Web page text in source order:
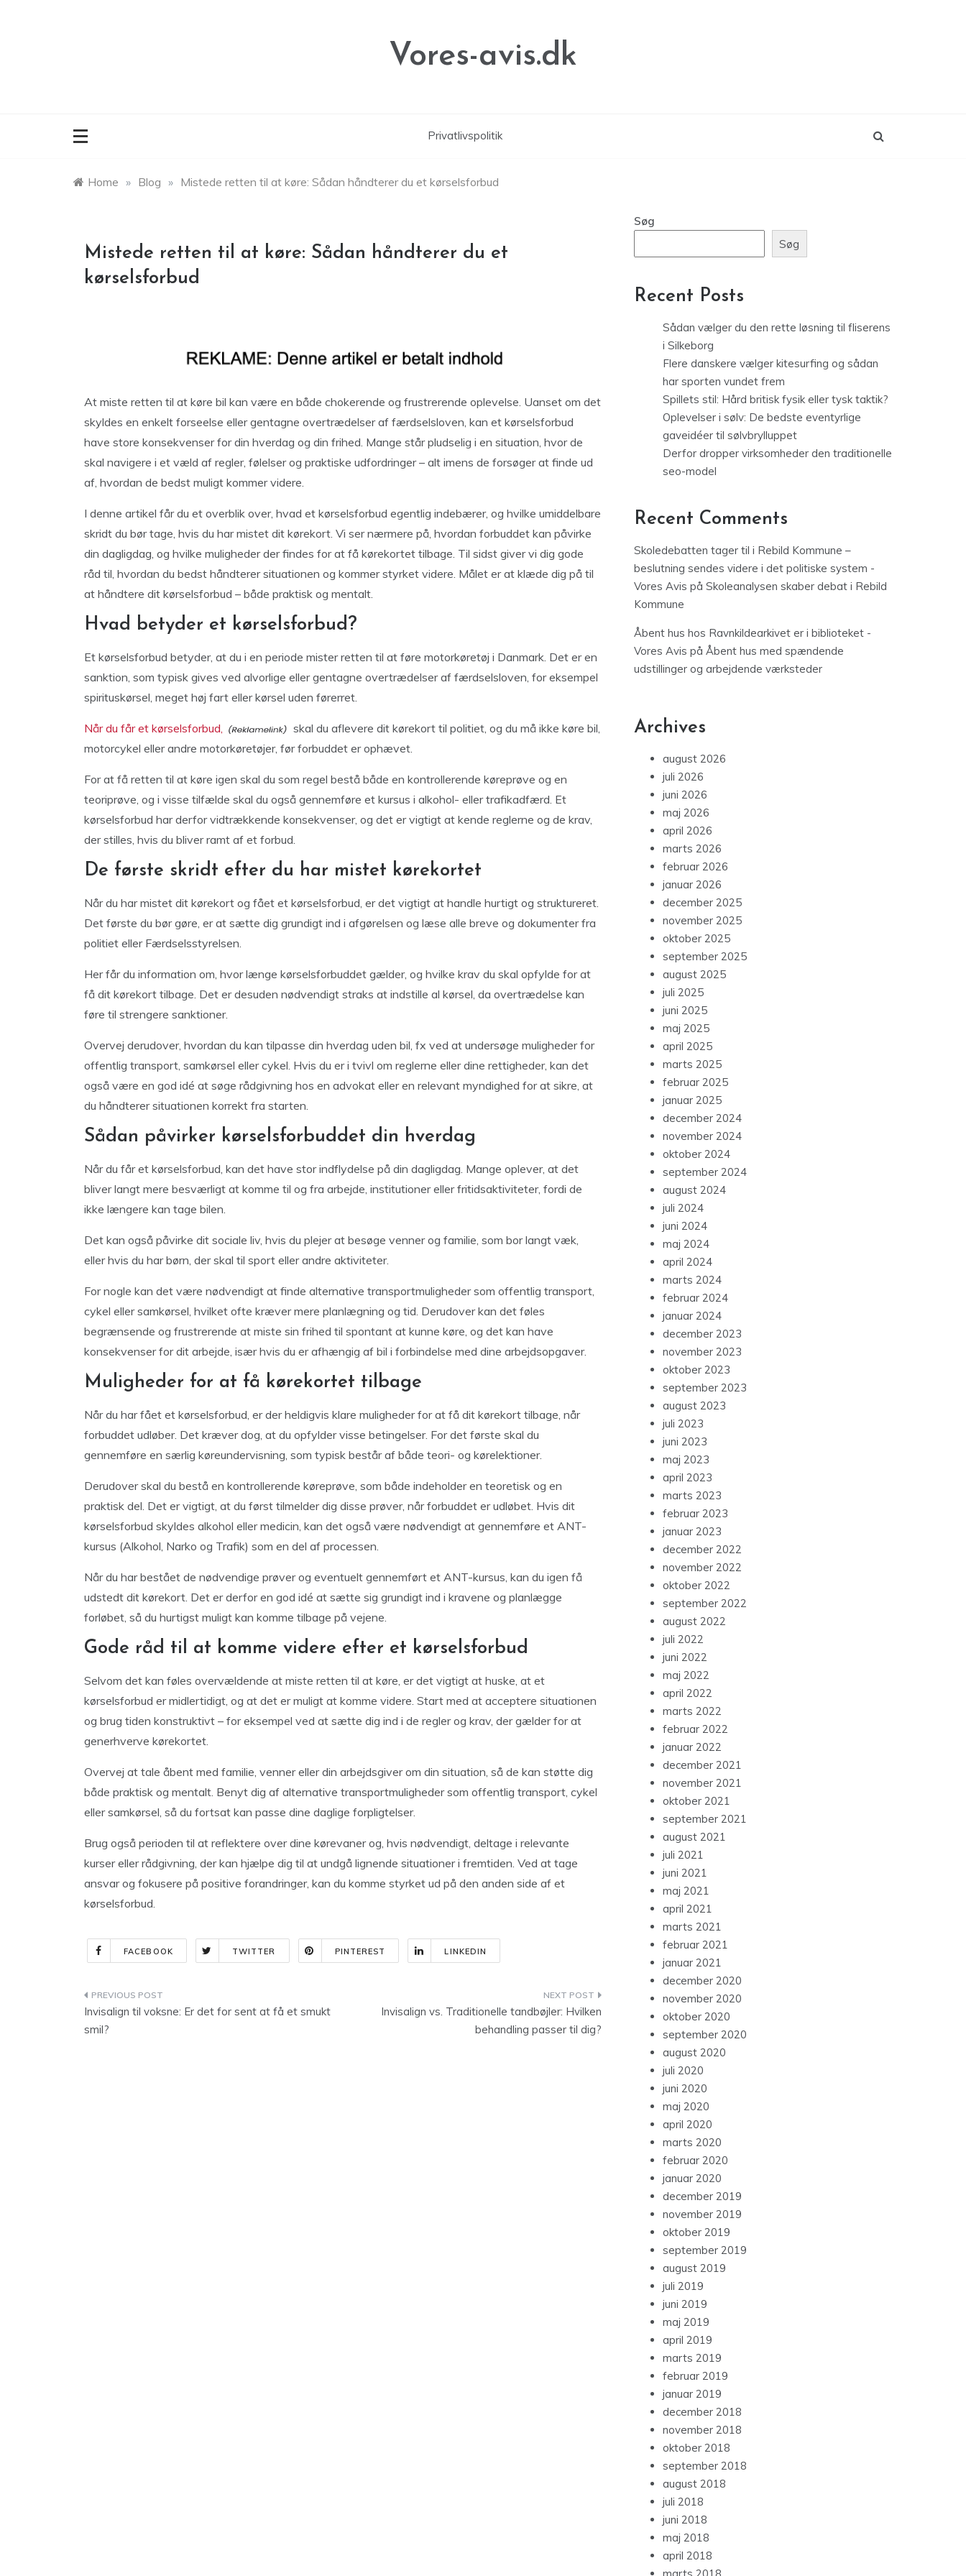
Vores-avis.dk
Privatlivspolitik
Home » Blog » Mistede retten til at køre: Sådan håndterer du et kørselsforbud
Mistede retten til at køre: Sådan håndterer du et
kørselsforbud
At miste retten til at køre bil kan være en både chokerende og frustrerende oplevelse. Uanset om det
skyldes en enkelt forseelse eller gentagne overtrædelser af færdselsloven, kan et kørselsforbud
have store konsekvenser for din hverdag og din frihed. Mange står pludselig i en situation, hvor de
skal navigere i et væld af regler, følelser og praktiske udfordringer – alt imens de forsøger at finde ud
af, hvordan de bedst muligt kommer videre.
I denne artikel får du et overblik over, hvad et kørselsforbud egentlig indebærer, og hvilke umiddelbare
skridt du bør tage, hvis du har mistet dit kørekort. Vi ser nærmere på, hvordan forbuddet kan påvirke
din dagligdag, og hvilke muligheder der findes for at få kørekortet tilbage. Til sidst giver vi dig gode
råd til, hvordan du bedst håndterer situationen og kommer styrket videre. Målet er at klæde dig på til
at håndtere dit kørselsforbud – både praktisk og mentalt.
Hvad betyder et kørselsforbud?
Et kørselsforbud betyder, at du i en periode mister retten til at føre motorkøretøj i Danmark. Det er en
sanktion, som typisk gives ved alvorlige eller gentagne overtrædelser af færdselsloven, for eksempel
spirituskørsel, meget høj fart eller kørsel uden førerret.
Når du får et kørselsforbud,
skal du aflevere dit kørekort til politiet, og du må ikke køre bil,
motorcykel eller andre motorkøretøjer, før forbuddet er ophævet.
For at få retten til at køre igen skal du som regel bestå både en kontrollerende køreprøve og en
teoriprøve, og i visse tilfælde skal du også gennemføre et kursus i alkohol- eller trafikadfærd. Et
kørselsforbud har derfor vidtrækkende konsekvenser, og det er vigtigt at kende reglerne og de krav,
der stilles, hvis du bliver ramt af et forbud.
De første skridt efter du har mistet kørekortet
Når du har mistet dit kørekort og fået et kørselsforbud, er det vigtigt at handle hurtigt og struktureret.
Det første du bør gøre, er at sætte dig grundigt ind i afgørelsen og læse alle breve og dokumenter fra
politiet eller Færdselsstyrelsen.
Her får du information om, hvor længe kørselsforbuddet gælder, og hvilke krav du skal opfylde for at
få dit kørekort tilbage. Det er desuden nødvendigt straks at indstille al kørsel, da overtrædelse kan
føre til strengere sanktioner.
Overvej derudover, hvordan du kan tilpasse din hverdag uden bil, fx ved at undersøge muligheder for
offentlig transport, samkørsel eller cykel. Hvis du er i tvivl om reglerne eller dine rettigheder, kan det
også være en god idé at søge rådgivning hos en advokat eller en relevant myndighed for at sikre, at
du håndterer situationen korrekt fra starten.
Sådan påvirker kørselsforbuddet din hverdag
Når du får et kørselsforbud, kan det have stor indflydelse på din dagligdag. Mange oplever, at det
bliver langt mere besværligt at komme til og fra arbejde, institutioner eller fritidsaktiviteter, fordi de
ikke længere kan tage bilen.
Det kan også påvirke dit sociale liv, hvis du plejer at besøge venner og familie, som bor langt væk,
eller hvis du har børn, der skal til sport eller andre aktiviteter.
For nogle kan det være nødvendigt at finde alternative transportmuligheder som offentlig transport,
cykel eller samkørsel, hvilket ofte kræver mere planlægning og tid. Derudover kan det føles
begrænsende og frustrerende at miste sin frihed til spontant at kunne køre, og det kan have
konsekvenser for dit arbejde, især hvis du er afhængig af bil i forbindelse med dine arbejdsopgaver.
Muligheder for at få kørekortet tilbage
Når du har fået et kørselsforbud, er der heldigvis klare muligheder for at få dit kørekort tilbage, når
forbuddet udløber. Det kræver dog, at du opfylder visse betingelser. For det første skal du
gennemføre en særlig køreundervisning, som typisk består af både teori- og kørelektioner.
Derudover skal du bestå en kontrollerende køreprøve, som både indeholder en teoretisk og en
praktisk del. Det er vigtigt, at du først tilmelder dig disse prøver, når forbuddet er udløbet. Hvis dit
kørselsforbud skyldes alkohol eller medicin, kan det også være nødvendigt at gennemføre et ANT-
kursus (Alkohol, Narko og Trafik) som en del af processen.
Når du har bestået de nødvendige prøver og eventuelt gennemført et ANT-kursus, kan du igen få
udstedt dit kørekort. Det er derfor en god idé at sætte sig grundigt ind i kravene og planlægge
forløbet, så du hurtigst muligt kan komme tilbage på vejene.
Gode råd til at komme videre efter et kørselsforbud
Selvom det kan føles overvældende at miste retten til at køre, er det vigtigt at huske, at et
kørselsforbud er midlertidigt, og at det er muligt at komme videre. Start med at acceptere situationen
og brug tiden konstruktivt – for eksempel ved at sætte dig ind i de regler og krav, der gælder for at
generhverve kørekortet.
Overvej at tale åbent med familie, venner eller din arbejdsgiver om din situation, så de kan støtte dig
både praktisk og mentalt. Benyt dig af alternative transportmuligheder som offentlig transport, cykel
eller samkørsel, så du fortsat kan passe dine daglige forpligtelser.
Brug også perioden til at reflektere over dine kørevaner og, hvis nødvendigt, deltage i relevante
kurser eller rådgivning, der kan hjælpe dig til at undgå lignende situationer i fremtiden. Ved at tage
ansvar og fokusere på positive forandringer, kan du komme styrket ud på den anden side af et
kørselsforbud.
FACEBOOK TWITTER PINTEREST LINKEDIN
Indlægsnavigation
Invisalign til voksne: Er det for sent at få et smukt
smil?
Invisalign vs. Traditionelle tandbøjler: Hvilken
behandling passer til dig?
Søg
Søg
Recent Posts
Sådan vælger du den rette løsning til fliserens
i Silkeborg
Flere danskere vælger kitesurfing og sådan
har sporten vundet frem
Spillets stil: Hård britisk fysik eller tysk taktik?
Oplevelser i sølv: De bedste eventyrlige
gaveidéer til sølvbrylluppet
Derfor dropper virksomheder den traditionelle
seo-model
Recent Comments
Skoledebatten tager til i Rebild Kommune –
beslutning sendes videre i det politiske system -
Vores Avis på Skoleanalysen skaber debat i Rebild
Kommune
Åbent hus hos Ravnkildearkivet er i biblioteket -
Vores Avis på Åbent hus med spændende
udstillinger og arbejdende værksteder
Archives
august 2026
juli 2026
juni 2026
maj 2026
april 2026
marts 2026
februar 2026
januar 2026
december 2025
november 2025
oktober 2025
september 2025
august 2025
juli 2025
juni 2025
maj 2025
april 2025
marts 2025
februar 2025
januar 2025
december 2024
november 2024
oktober 2024
september 2024
august 2024
juli 2024
juni 2024
maj 2024
april 2024
marts 2024
februar 2024
januar 2024
december 2023
november 2023
oktober 2023
september 2023
august 2023
juli 2023
juni 2023
maj 2023
april 2023
marts 2023
februar 2023
januar 2023
december 2022
november 2022
oktober 2022
september 2022
august 2022
juli 2022
juni 2022
maj 2022
april 2022
marts 2022
februar 2022
januar 2022
december 2021
november 2021
oktober 2021
september 2021
august 2021
juli 2021
juni 2021
maj 2021
april 2021
marts 2021
februar 2021
januar 2021
december 2020
november 2020
oktober 2020
september 2020
august 2020
juli 2020
juni 2020
maj 2020
april 2020
marts 2020
februar 2020
januar 2020
december 2019
november 2019
oktober 2019
september 2019
august 2019
juli 2019
juni 2019
maj 2019
april 2019
marts 2019
februar 2019
januar 2019
december 2018
november 2018
oktober 2018
september 2018
august 2018
juli 2018
juni 2018
maj 2018
april 2018